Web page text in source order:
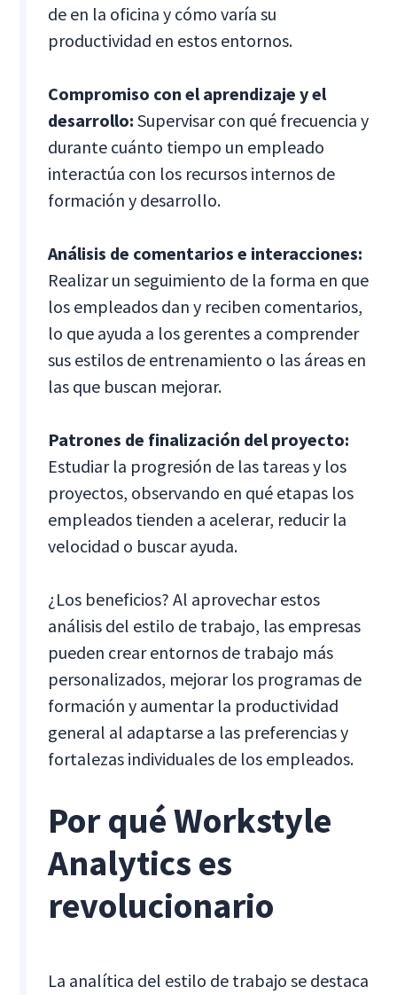
de en la oficina y cómo varía su
productividad en estos entornos.
Compromiso con el aprendizaje y el
desarrollo: Supervisar con qué frecuencia y
durante cuánto tiempo un empleado
interactúa con los recursos internos de
formación y desarrollo.
Análisis de comentarios e interacciones:
Realizar un seguimiento de la forma en que
los empleados dan y reciben comentarios,
lo que ayuda a los gerentes a comprender
sus estilos de entrenamiento o las áreas en
las que buscan mejorar.
Patrones de finalización del proyecto:
Estudiar la progresión de las tareas y los
proyectos, observando en qué etapas los
empleados tienden a acelerar, reducir la
velocidad o buscar ayuda.
¿Los beneficios? Al aprovechar estos
análisis del estilo de trabajo, las empresas
pueden crear entornos de trabajo más
personalizados, mejorar los programas de
formación y aumentar la productividad
general al adaptarse a las preferencias y
fortalezas individuales de los empleados.
Por qué Workstyle
Analytics es
revolucionario
La analítica del estilo de trabajo se destaca